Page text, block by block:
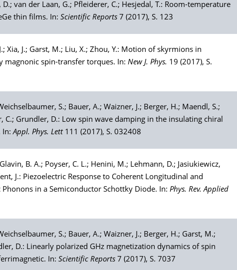
D.; van der Laan, G.; Pfleiderer, C.; Hesjedal, T.: Room-temperature
thin films. In: Scientific Reports 7 (2017), S. 123
Xia, J.; Garst, M.; Liu, X.; Zhou, Y.: Motion of skyrmions in
magnonic spin-transfer torques. In: New J. Phys. 19 (2017), S.
, S.; Bauer, A.; Waizner, J.; Berger, H.; Maendl, S.;
, C.; Grundler, D.: Low spin wave damping in the insulating chiral
In:Appl. Phys. Lett111 (2017), S. 032408
Glavin, B. A.; Poyser, C. L.; Henini, M.; Lehmann, D.; Jasiukiewicz,
, J.: Piezoelectric Response to Coherent Longitudinal and
Phonons in a Semiconductor Schottky Diode. In: Phys. Rev. Applied
, S.; Bauer, A.; Waizner, J.; Berger, H.; Garst, M.;
, D.: Linearly polarized GHz magnetization dynamics of spin
In: Scientific Reports 7 (2017), S. 7037